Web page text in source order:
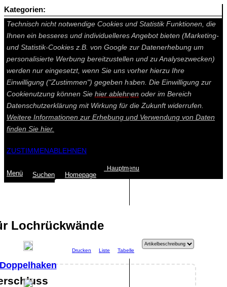
Auf dieser Seite werden technisch notwendige Cookies gesetzt.
Technisch nicht notwendige Cookies und Statistik Funktionen, die
Ihnen ein besseres und individuelleres Angebot bieten (Marketing-
und Statistik-Cookies z.B. von Google zur Datenerhebung um
personalisierte Werbung bereitzustellen und zu Analysezwecken)
werden nur eingesetzt, wenn Sie uns vorher hierzu Ihre
Einwilligung ("Zustimmen") gegeben haben. Die Einwilligung zur
Cookienutzung können Sie hier ablehnen oder im Bereich
Datenschutzerklärung mit Wirkung für die Zukunft widerrufen.
Weitere Informationen zur Erhebung und Verwendung von Daten
finden Sie hier.
ZUSTIMMENABLEHNEN
Menü Suchen Homepage
Hauptmenu
Lochrückwände
Drucken Liste Tabelle
Kategorien: